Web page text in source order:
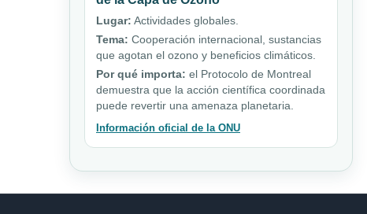
Lugar: Actividades globales.
Tema: Cooperación internacional, sustancias
que agotan el ozono y beneficios climáticos.
Por qué importa: el Protocolo de Montreal
demuestra que la acción científica coordinada
puede revertir una amenaza planetaria.
Información oficial de la ONU